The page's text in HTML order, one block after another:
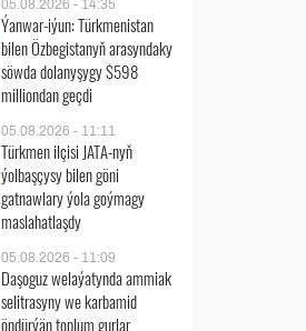
05.08.2026 - 14:35
Ýanwar-iýun: Türkmenistan
bilen Özbegistanyň arasyndaky
söwda dolanyşygy $598
milliondan geçdi
05.08.2026 - 11:11
Türkmen ilçisi JATA-nyň
ýolbaşçysy bilen göni
gatnawlary ýola goýmagy
maslahatlaşdy
05.08.2026 - 11:09
Daşoguz welaýatynda ammiak
selitrasyny we karbamid
öndürýän toplum gurlar